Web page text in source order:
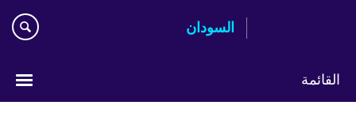
السودان
القائمة